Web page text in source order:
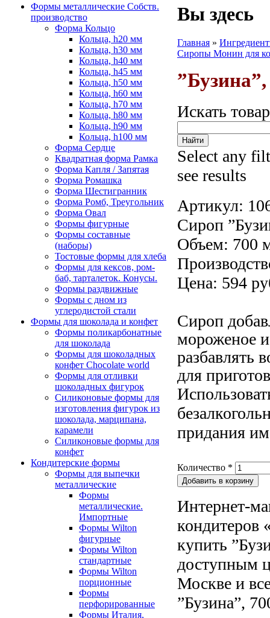
Формы металлические Собств.
производство
Форма Кольцо
Кольца, h20 мм
Кольца, h30 мм
Кольца, h40 мм
Кольца, h45 мм
Кольца, h50 мм
Кольца, h60 мм
Кольца, h70 мм
Кольца, h80 мм
Кольца, h90 мм
Кольца, h100 мм
Форма Сердце
Квадратная форма Рамка
Форма Капля / Запятая
Форма Ромашка
Форма Шестигранник
Форма Ромб, Треугольник
Форма Овал
Формы фигурные
Формы составные
(наборы)
Тостовые формы для хлеба
Формы для кексов, ром-
баб, тарталеток. Конусы.
Формы раздвижные
Формы с дном из
углеродистой стали
Формы для шоколада и конфет
Формы поликарбонатные
для шоколада
Формы для шоколадных
конфет Сhocolate world
Формы для отливки
шоколадных фигурок
Силиконовые формы для
изготовления фигурок из
шоколада, марципана,
карамели
Силиконовые формы для
конфет
Кондитерские формы
Формы для выпечки
металлические
Формы
металлические.
Импортные
Формы Wilton
фигурные
Формы Wilton
стандартные
Формы Wilton
порционные
Формы
перфорированные
Формы Италия,
Вы здесь
Главная »
Сиропы Монин для
Искать
Select any
see results
Артикул:
Сироп
Объем: 700
Цена: 594
Сироп
мороженое
разбавлять
для
придания
Количество *
Интернет-
кондитеров
купить
доступным
Москве и
”Бузина”,